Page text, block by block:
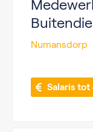
Numansdorp
Salaris